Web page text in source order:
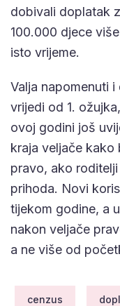
dobivali doplatak
100.000 djece
isto vrijeme.
Valja napomenuti
vrijedi od 1.
ovoj godini još
kraja veljače kako
pravo, ako
prihoda. Novi
tijekom godine, a
nakon veljače
a ne više od
cenzus